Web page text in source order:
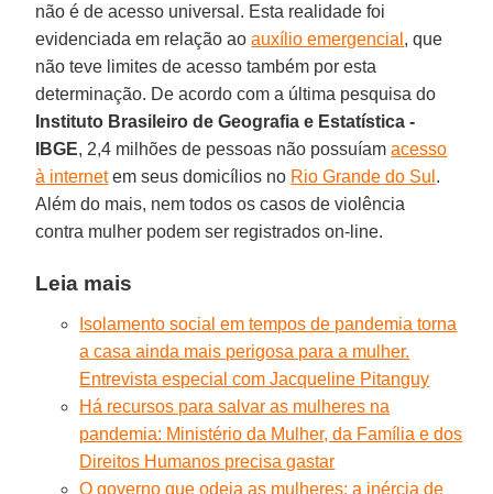
não é de acesso universal. Esta realidade foi
evidenciada em relação aoauxílio emergencial , que
não teve limites de acesso também por esta
determinação. De acordo com a última pesquisa do
Instituto Brasileiro de Geografia e Estatística -
IBGE, 2,4 milhões de pessoas não possuíamacesso
à internetem seus domicílios no Rio Grande do Sul .
Além do mais, nem todos os casos de violência
contra mulher podem ser registrados on-line.
Leia mais
Isolamento social em tempos de pandemia torna
a casa ainda mais perigosa para a mulher.
Entrevista especial com Jacqueline Pitanguy
Há recursos para salvar as mulheres na
pandemia: Ministério da Mulher, da Família e dos
Direitos Humanos precisa gastar
O governo que odeia as mulheres: a inércia de